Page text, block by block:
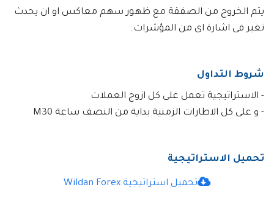
يتم الخروج من الصفقة مع ظهور سهم معاكس او ان يحدث
تغير فى اشارة اى من المؤشرات.
شروط التداول
- الاستراتيجية تعمل على كل ازوج العملات
- و على كل الاطارات الزمنية بداية من النصف ساعة M30
تحميل الاستراتيجية
تحميل استراتيجية Wildan Forex